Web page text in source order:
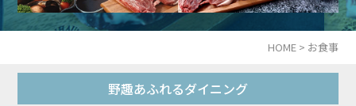
HOME> お食事
野趣あふれるダイニング